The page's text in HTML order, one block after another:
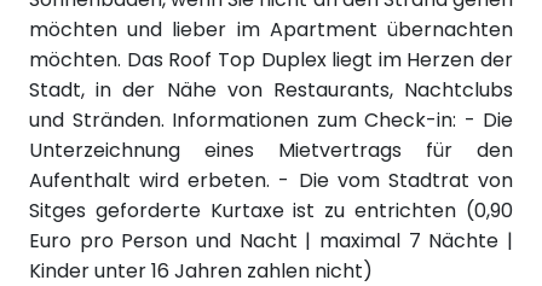
möchten und lieber im Apartment übernachten
möchten. Das Roof Top Duplex liegt im Herzen der
Stadt, in der Nähe von Restaurants, Nachtclubs
und Stränden. Informationen zum Check-in: - Die
Unterzeichnung eines Mietvertrags für den
Aufenthalt wird erbeten. - Die vom Stadtrat von
Sitges geforderte Kurtaxe ist zu entrichten (0,90
Euro pro Person und Nacht | maximal 7 Nächte |
Kinder unter 16 Jahren zahlen nicht)